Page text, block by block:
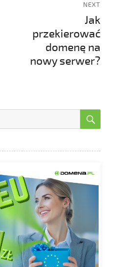
NEXT
Jak
przekierować
domenę na
nowy serwer?